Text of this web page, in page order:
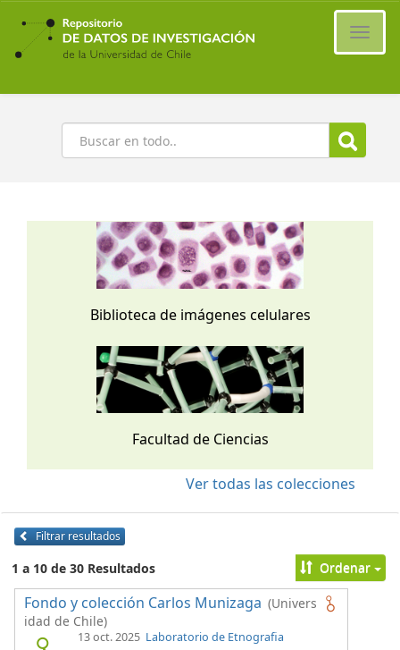
Ir
contenido
principal
Buscar
Biblioteca de imágenes celulares
Facultad de Ciencias
Ver todas las colecciones
Filtrar resultados
1 a 10 de 30 Resultados Ordenar
Fondo y colección Carlos Munizaga (Univers
idad de Chile)
13 oct. 2025 Laboratorio de Etnografia